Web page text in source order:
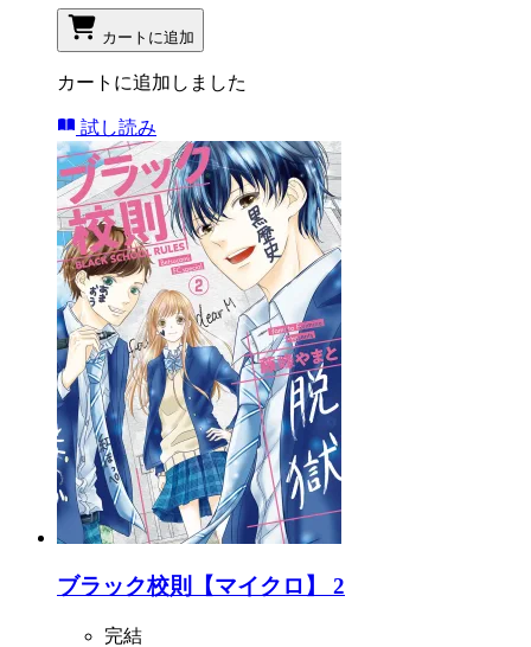
カートに追加
カートに追加しました
試し読み
ブラック校則【マイクロ】 2
完結